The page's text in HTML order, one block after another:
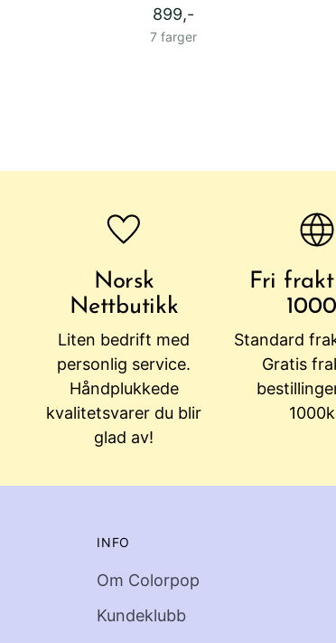
899,-
7 farger
Norsk
Nettbutikk
Liten bedrift med
personlig service.
Håndplukkede
kvalitetsvarer du blir
glad av!
Fri
Standard
Gratis
INFO
Om Colorpop
Kundeklubb